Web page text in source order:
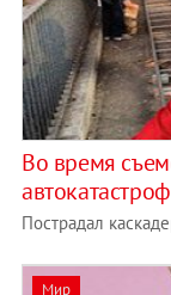
Во время
Пострадал
Мир